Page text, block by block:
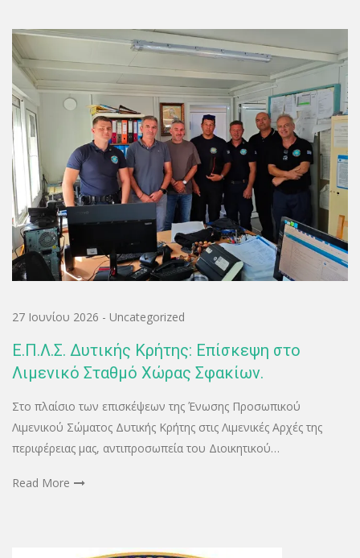
27 Ιουνίου 2026 - Uncategorized
Ε.Π.Λ.Σ. Δυτικής Κρήτης: Επίσκεψη στο
Λιμενικό Σταθμό Χώρας Σφακίων.
Στο πλαίσιο των επισκέψεων της Ένωσης Προσωπικού
Λιμενικού Σώματος Δυτικής Κρήτης στις Λιμενικές Αρχές της
περιφέρειας μας, αντιπροσωπεία του Διοικητικού…
Read More